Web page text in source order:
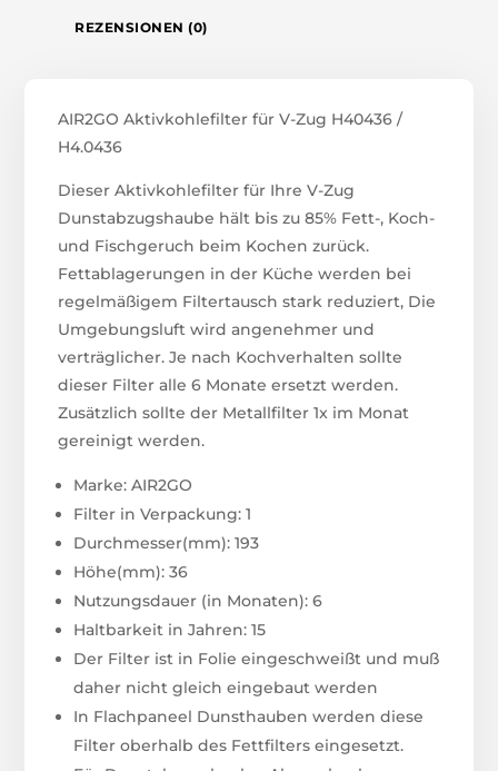
REZENSIONEN (0)
AIR2GO Aktivkohlefilter für V-Zug H40436 /
H4.0436
Dieser Aktivkohlefilter für Ihre V-Zug
Dunstabzugshaube hält bis zu 85% Fett-, Koch-
und Fischgeruch beim Kochen zurück.
Fettablagerungen in der Küche werden bei
regelmäßigem Filtertausch stark reduziert, Die
Umgebungsluft wird angenehmer und
verträglicher. Je nach Kochverhalten sollte
dieser Filter alle 6 Monate ersetzt werden.
Zusätzlich sollte der Metallfilter 1x im Monat
gereinigt werden.
Marke: AIR2GO
Filter in Verpackung: 1
Durchmesser(mm): 193
Höhe(mm): 36
Nutzungsdauer (in Monaten): 6
Haltbarkeit in Jahren: 15
Der Filter ist in Folie eingeschweißt und muß
daher nicht gleich eingebaut werden
In Flachpaneel Dunsthauben werden diese
Filter oberhalb des Fettfilters eingesetzt.